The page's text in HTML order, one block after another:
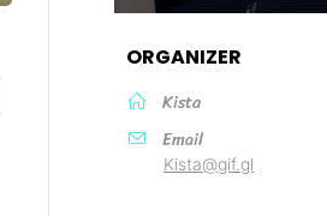
ORGANIZER
Kista
Email
Kista@gif.gl